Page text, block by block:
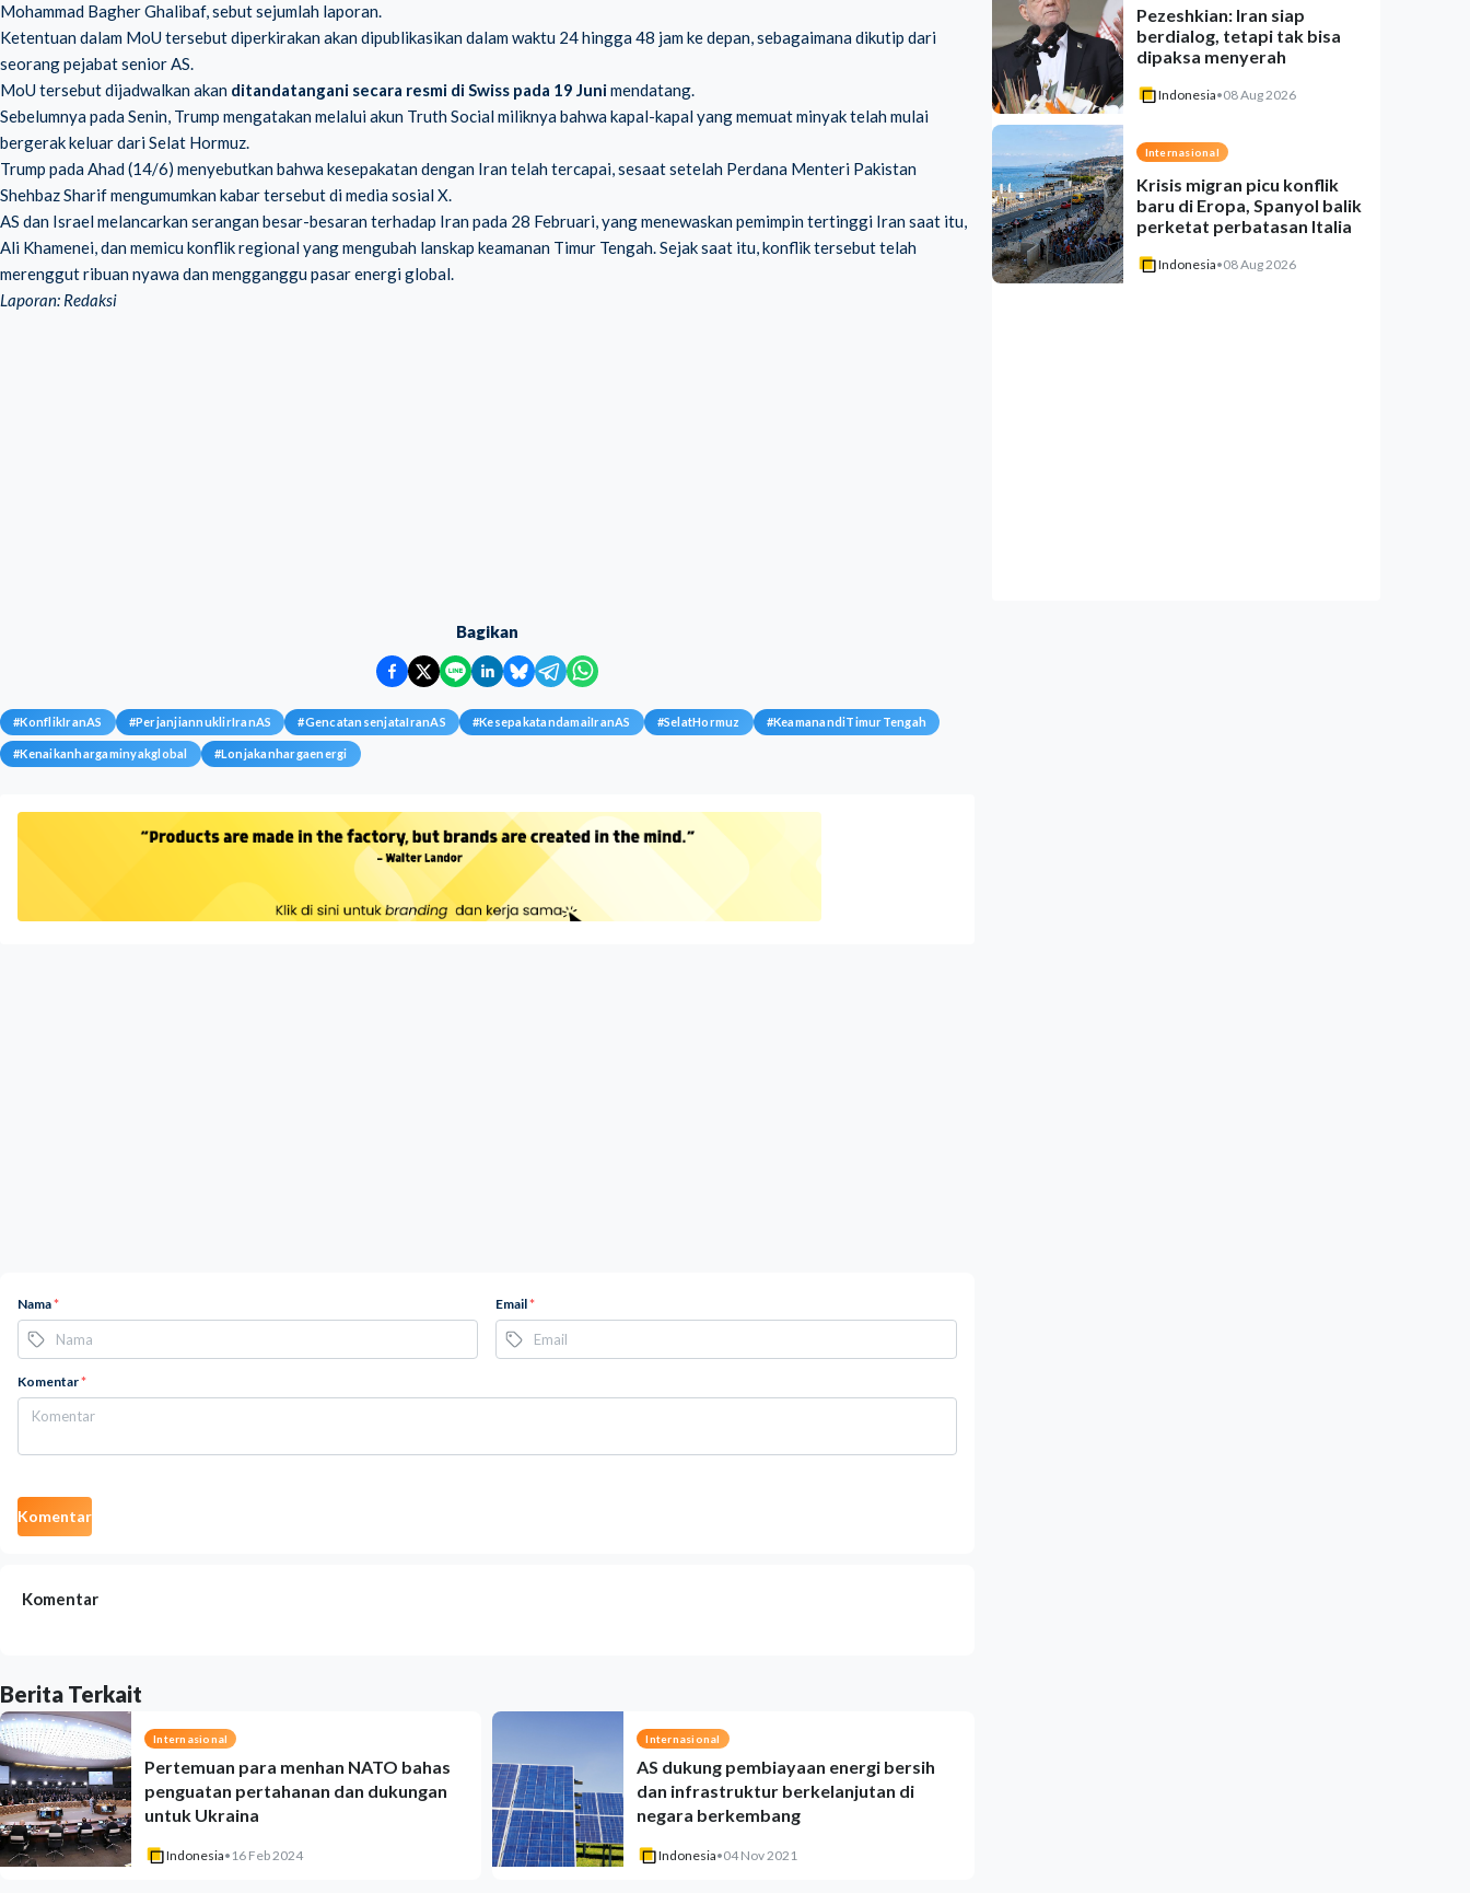
Mohammad Bagher Ghalibaf, sebut sejumlah laporan.
Ketentuan dalam MoU tersebut diperkirakan akan dipublikasikan dalam waktu 24 hingga 48 jam ke depan, sebagaimana dikutip dari
seorang pejabat senior AS.
MoU tersebut dijadwalkan akan ditandatangani secara resmi di Swiss pada 19 Junimendatang.
Sebelumnya pada Senin, Trump mengatakan melalui akun Truth Social miliknya bahwa kapal-kapal yang memuat minyak telah mulai
bergerak keluar dari Selat Hormuz.
Trump pada Ahad (14/6) menyebutkan bahwa kesepakatan dengan Iran telah tercapai, sesaat setelah Perdana Menteri Pakistan
Shehbaz Sharif mengumumkan kabar tersebut di media sosial X.
AS dan Israel melancarkan serangan besar-besaran terhadap Iran pada 28 Februari, yang menewaskan pemimpin tertinggi Iran saat itu,
Ali Khamenei, dan memicu konflik regional yang mengubah lanskap keamanan Timur Tengah. Sejak saat itu, konflik tersebut telah
merenggut ribuan nyawa dan mengganggu pasar energi global.
Laporan: Redaksi
Bagikan
#KonflikIranAS #PerjanjiannuklirIranAS #GencatansenjataIranAS #KesepakatandamaiIranAS #SelatHormuz #KeamanandiTimurTengah
#Kenaikanhargaminyakglobal #Lonjakanhargaenergi
Nama* Email*
Komentar*
Komentar
Komentar
Berita Terkait
Internasional
Pertemuan para menhan NATO bahas
penguatan pertahanan dan dukungan
untuk Ukraina
Indonesia• 16 Feb 2024
Internasional
AS dukung pembiayaan energi bersih
dan infrastruktur berkelanjutan di
negara berkembang
Indonesia•04 Nov 2021
Pezeshkian: Iran siap
berdialog, tetapi tak bisa
dipaksa menyerah
Indonesia•08 Aug 2026
Internasional
Krisis migran picu konflik
baru di Eropa, Spanyol balik
perketat perbatasan Italia
Indonesia•08 Aug 2026